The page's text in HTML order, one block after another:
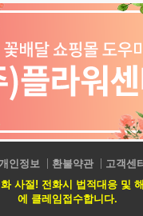
인정보 환불약관 고객센
사절! 전화시 법적대응 및
에 클레임접수합니다.